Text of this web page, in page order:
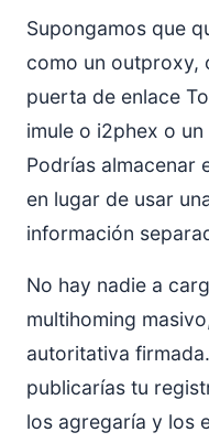
Supongamos que
como un outproxy,
puerta de enlace
imule o i2phex o
Podrías almacenar
en lugar de usar
información
No hay nadie a
multihoming
autoritativa
publicarías tu
los agregaría y los